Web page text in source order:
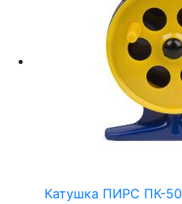
Катушка ПИРС ПК-50